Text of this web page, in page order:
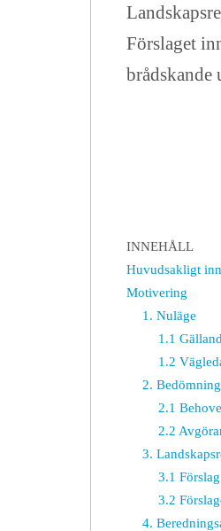
Förslaget
INNEHÅLL
Huvudsakligt
Motivering
1. Nuläge
1.1
1.2
2.
2.1
2.2
3.
3.1 Förslag
3.2
4.